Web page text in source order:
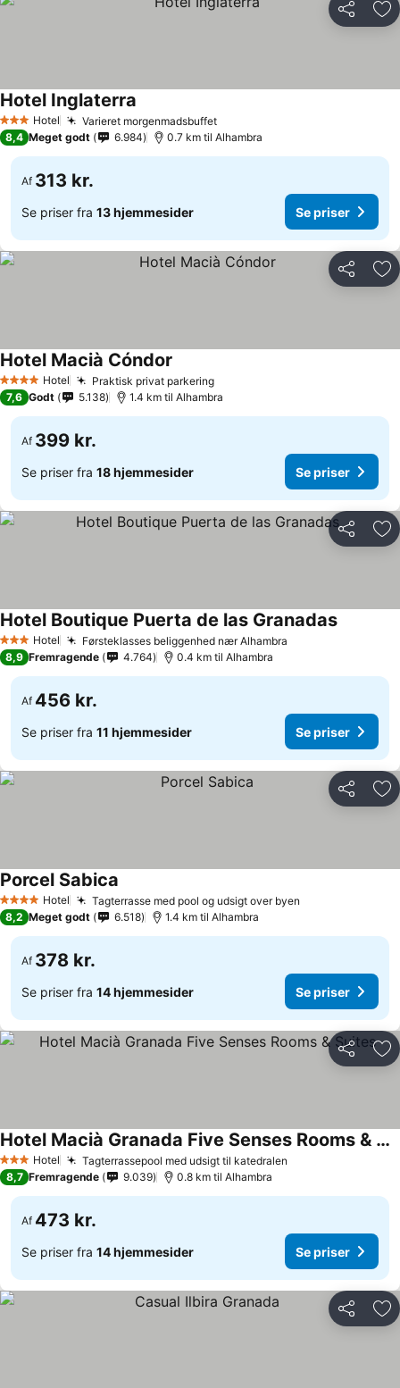
Del
3 StjernerHotel Varieret morgenmadsbuffetSe priser
Hotel Inglaterra
8,4 Meget godt 6.984 0.7 km til Alhambra
Af 313 kr.
Se priser fra 13 hjemmesider Se priser
Del
4 StjernerHotel Praktisk privat parkeringSe priser
Hotel Macià Cóndor
7,6 Godt 5.138 1.4 km til Alhambra
Af 399 kr.
Se priser fra 18 hjemmesider Se priser
Del
3 StjernerHotel Førsteklasses beliggenhed nær Alhambra
Hotel Boutique Puerta de las GranadasSe priser
8,9 Fremragende 4.764 0.4 km til Alhambra
Af 456 kr.
Se priser fra 11 hjemmesider Se priser
Del
4 StjernerHotel Tagterrasse med pool og udsigt over byen
Porcel Sabica
8,2 Meget godt 6.518 1.4 km til Alhambra
Af 378 kr.
Se priser fra 14 hjemmesider Se priser
Del
3 StjernerHotel Tagterrassepool med udsigt til katedralen
Hotel Macià Granada Five Senses Rooms & Suites
Se priser
8,7 Fremragende 9.039 0.8 km til Alhambra
Af 473 kr.
Se priser fra 14 hjemmesider Se priser
Del